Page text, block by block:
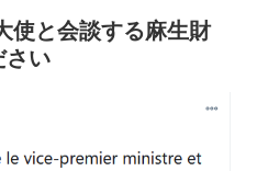
使と会談する麻生財
さい